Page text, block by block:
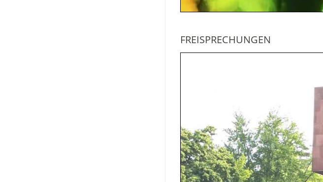
FREISPRECHUNGEN